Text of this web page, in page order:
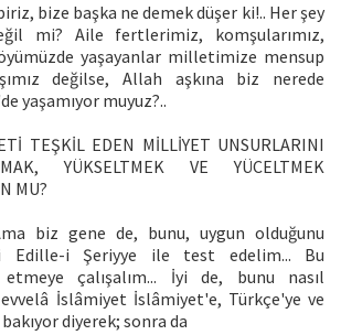
bize başka ne demek düşer ki!.. Her şey
mi? Aile fertlerimiz, komşularımız,
yaşayanlar milletimize mensup
değilse, Allah aşkına biz nerede
yaşamıyor muyuz?..
TEŞKİL EDEN MİLLİYET UNSURLARINI
YÜKSELTMEK VE YÜCELTMEK
MU?
biz gene de, bunu, uygun olduğunu
Edille-i Şeriyye ile test edelim... Bu
çalışalım... İyi de, bunu nasıl
evvelâ İslâmiyet İslâmiyet'e, Türkçe'ye ve
diyerek; sonra da